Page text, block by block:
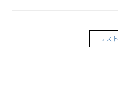
リスト